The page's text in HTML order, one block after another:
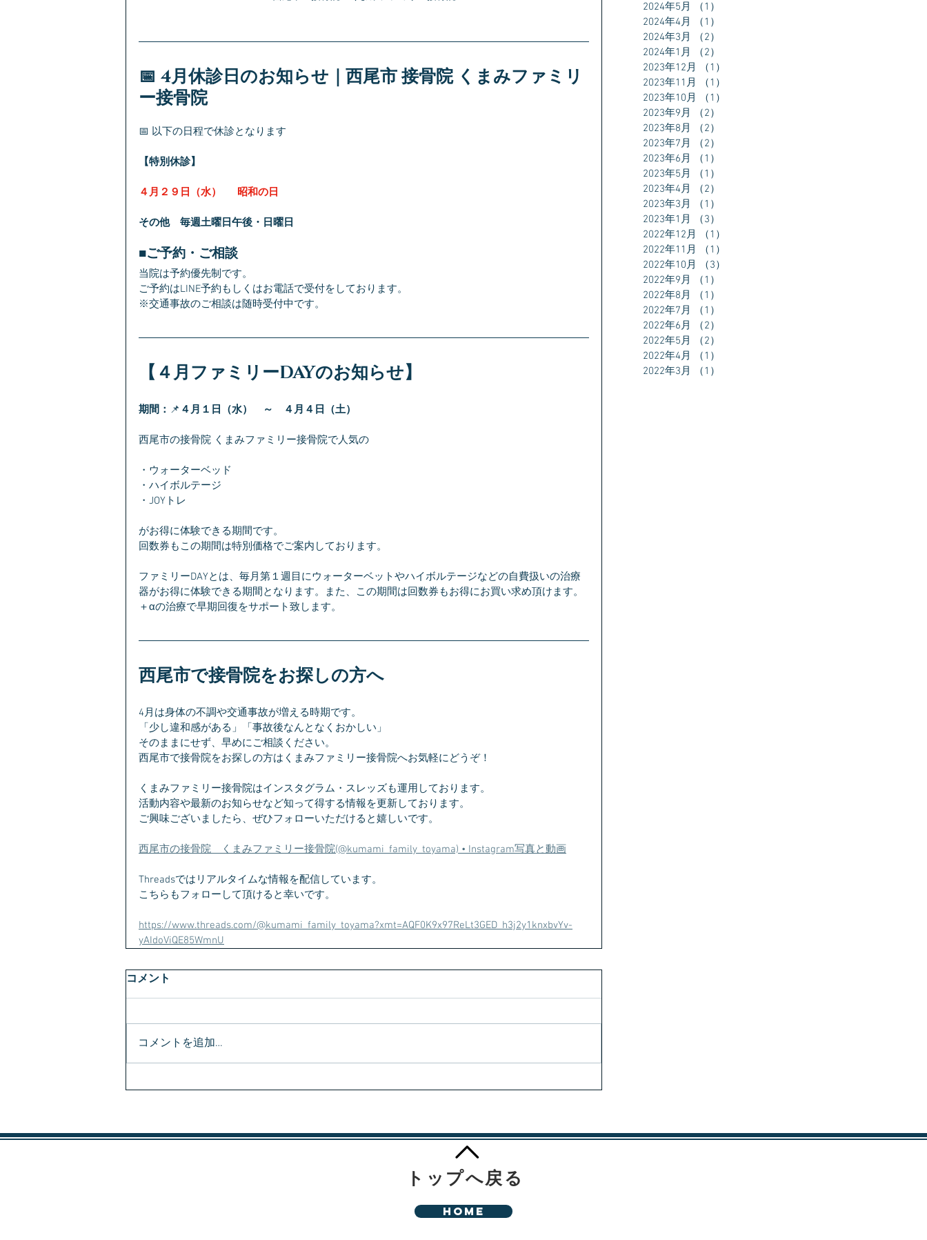
📅 4月休診日のお知らせ｜西尾市 接骨院 くまみファミリ
ー接骨院
📅 以下の日程で休診となります
【特別休診】
４月２９日（水）　  昭和の日
その他　毎週土曜日午後・日曜日
■ご予約・ご相談
当院は予約優先制です。
ご予約はLINE予約もしくはお電話で受付をしております。
※交通事故のご相談は随時受付中です。
【４月ファミリーDAYのお知らせ】
期間： 📌 ４月１日（水）　～　４月４日（土）
西尾市の接骨院 くまみファミリー接骨院で人気の
・ウォーターベッド
・ハイボルテージ
・JOYトレ
がお得に体験できる期間です。
回数券もこの期間は特別価格でご案内しております。
ファミリーDAYとは、毎月第１週目にウォーターベットやハイボルテージなどの自費扱いの治療
器がお得に体験できる期間となります。また、この期間は回数券もお得にお買い求め頂けます。
＋αの治療で早期回復をサポート致します。
西尾市で接骨院をお探しの方へ
4月は身体の不調や交通事故が増える時期です。
「少し違和感がある」「事故後なんとなくおかしい」
そのままにせず、早めにご相談ください。
西尾市で接骨院をお探しの方はくまみファミリー接骨院へお気軽にどうぞ！
くまみファミリー接骨院はインスタグラム・スレッズも運用しております。
活動内容や最新のお知らせなど知って得する情報を更新しております。
ご興味ございましたら、ぜひフォローいただけると嬉しいです。
西尾市の接骨院　くまみファミリー接骨院(@kumami_family_toyama) • Instagram写真と動画
Threadsではリアルタイムな情報を配信しています。
こちらもフォローして頂けると幸いです。
https://www.threads.com/@kumami_family_toyama?xmt=AQF0K9x97ReLt3GED_h3j2y1knxbvYv-
yAIdoViQE85WmnU
コメント
コメントを追加…
2024年5月
（1）
2024年4月
（1）
2024年3月
（2）
2024年1月
（2）
2023年12月
（1）
2023年11月
（1）
2023年10月
（1）
2023年9月
（2）
2023年8月
（2）
2023年7月
（2）
2023年6月
（1）
2023年5月
（1）
2023年4月
（2）
2023年3月
（1）
2023年1月
（3）
2022年12月
（1）
2022年11月
（1）
2022年10月
（3）
2022年9月
（1）
2022年8月
（1）
2022年7月
（1）
2022年6月
（2）
2022年5月
（2）
2022年4月
（1）
2022年3月
（1）
トップへ戻る
HOME